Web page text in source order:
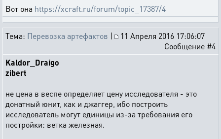
Вот она https://xcraft.ru/forum/topic_17387/4
Тема: Перевозка артефактов |
11 Апреля 2016 17:06:07
Сообщение #4
Kaldor_Draigo
zibert
не цена в веспе определяет цену исследователя - это
донатный юнит, как и джаггер, ибо построить
исследователь могут единицы из-за требования его
постройки: ветка железная.